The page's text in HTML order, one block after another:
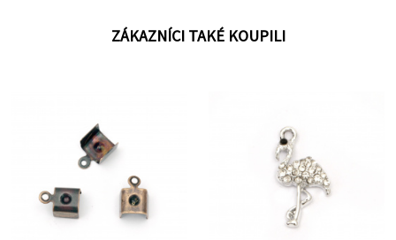
ZÁKAZNÍCI TAKÉ KOUPILI